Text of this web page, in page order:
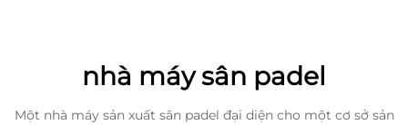
nhà máy sân padel
Một nhà máy sản xuất sân padel đại diện cho một cơ sở sản